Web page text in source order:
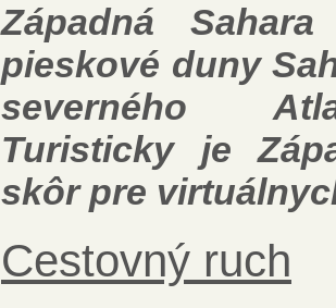
Západná
pieskové duny
severného
Turisticky je
skôr pre
Cestovný ruch